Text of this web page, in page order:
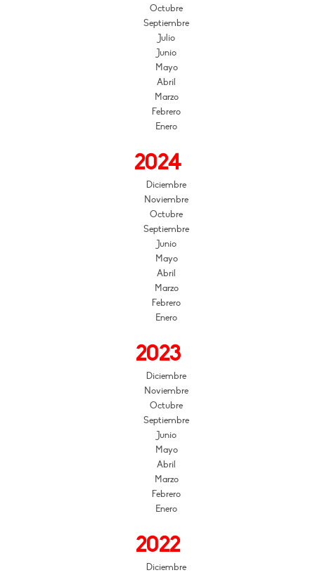
Octubre
Septiembre
Julio
Junio
Mayo
Abril
Marzo
Febrero
Enero
2024
Diciembre
Noviembre
Octubre
Septiembre
Junio
Mayo
Abril
Marzo
Febrero
Enero
2023
Diciembre
Noviembre
Octubre
Septiembre
Junio
Mayo
Abril
Marzo
Febrero
Enero
2022
Diciembre